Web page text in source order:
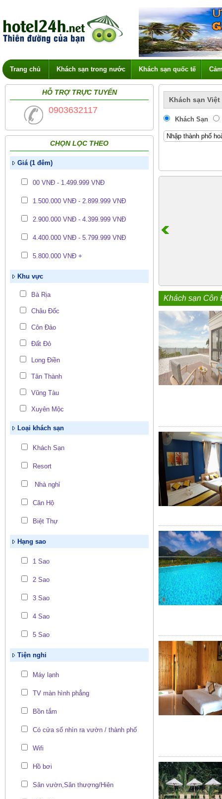
Trang chủ Khách sạn trong nước Khách sạn quốc tế
HỖ TRỢ TRỰC TUYẾN
0903632117
CHỌN LỌC THEO
Giá (1 đêm)
00 VNĐ - 1.499.999 VNĐ
1.500.000 VNĐ - 2.899.999 VNĐ
2.900.000 VNĐ - 4.399.999 VNĐ
4.400.000 VNĐ - 5.799.999 VNĐ
5.800.000 VNĐ +
Khu vực
Bà Rịa
Châu Đốc
Côn Đảo
Đất Đỏ
Long Điền
Tân Thành
Vũng Tàu
Xuyên Mộc
Loại khách sạn
Khách Sạn
Resort
Nhà nghỉ
Căn Hộ
Biệt Thự
Hạng sao
1 Sao
2 Sao
3 Sao
4 Sao
5 Sao
Tiện nghi
Máy lạnh
TV màn hình phẳng
Bồn tắm
Có cửa sổ nhìn ra vườn / thành phố
Wifi
Hồ bơi
Sân vườn,Sân thượng/Hiên
Khách sạn Việt
Khách Sạn
Khách sạn Côn